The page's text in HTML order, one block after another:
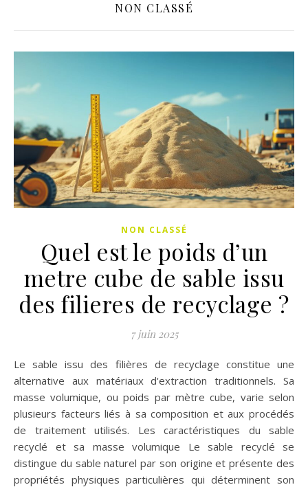
NON CLASSÉ
NON CLASSÉ
Quel est le poids d’un
metre cube de sable issu
des filieres de recyclage ?
7 juin 2025
Le sable issu des filières de recyclage constitue une
alternative aux matériaux d'extraction traditionnels. Sa
masse volumique, ou poids par mètre cube, varie selon
plusieurs facteurs liés à sa composition et aux procédés
de traitement utilisés. Les caractéristiques du sable
recyclé et sa masse volumique Le sable recyclé se
distingue du sable naturel par son origine et présente des
propriétés physiques particulières qui déterminent son